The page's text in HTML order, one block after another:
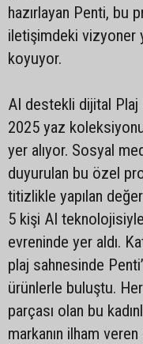
hazırlayan Penti, bu
iletişimdeki vizyoner
koyuyor.
AI destekli dijital Plaj
2025 yaz
yer alıyor. Sosyal
duyurulan bu özel
titizlikle yapılan
5 kişi AI
evreninde yer aldı.
plaj sahnesinde
ürünlerle buluştu.
parçası olan bu
markanın ilham